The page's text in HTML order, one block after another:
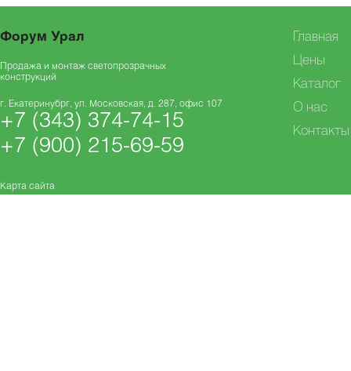
Форум Урал
Продажа и монтаж светопрозрачных
конструкций
г. Екатеринубрг, ул. Московская, д. 287, офис 107
+7 (343) 374-74-15
+7 (900) 215-69-59
Карта сайта
Главная
Цены
Каталог
О нас
Контакты